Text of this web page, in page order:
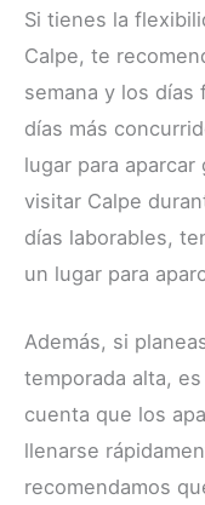
Si tienes la
Calpe, te
semana y los
días más
lugar para
visitar Calpe
días laborables,
un lugar para
Además, si
temporada alta,
cuenta que los
llenarse
recomendamos